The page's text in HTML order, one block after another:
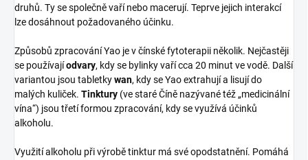
druhů. Ty se společně vaří nebo macerují. Teprve jejich interakcí
lze dosáhnout požadovaného účinku.
Způsobů zpracování Yao je v čínské fytoterapii několik. Nejčastěji
se používajíodvary, kdy se bylinky vaří cca 20 minut ve vodě. Další
variantou jsou tabletkywan, kdy se Yao extrahují a lisují do
malých kuliček. Tinktury (ve staré Číně nazývané též „medicinální
vína“) jsou třetí formou zpracování, kdy se využívá účinků
alkoholu.
Využití alkoholu při výrobě tinktur má své opodstatnění. Pomáhá